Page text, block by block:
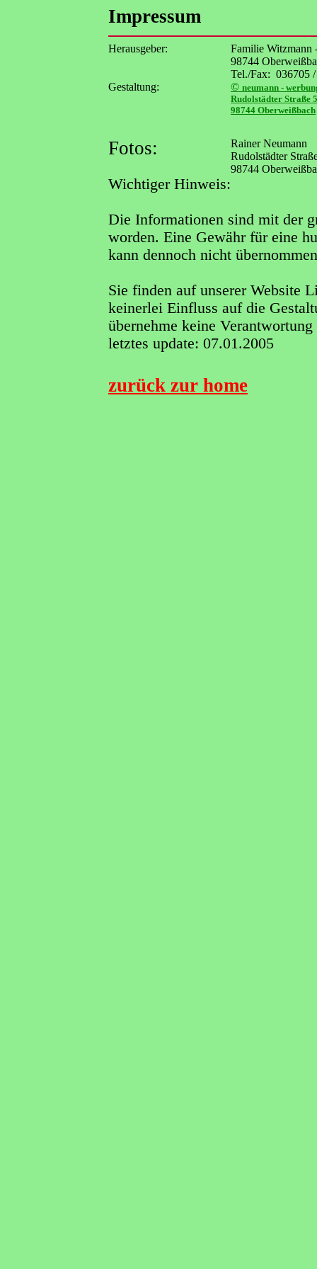
Impressum
Herausgeber:
Familie Witzmann
98744
Tel./Fax: 036705
Gestaltung:
© neumann -
Rudolstädter Straße
98744 Oberweißbach
Fotos:
Rainer Neumann
Rudolstädter
98744
Wichtiger Hinweis:
Die Informationen sind mit der
worden. Eine Gewähr für eine
kann dennoch nicht
Sie finden auf unserer Website
keinerlei Einfluss auf die
übernehme keine
letztes update: 07.01.2005
zurück zur home